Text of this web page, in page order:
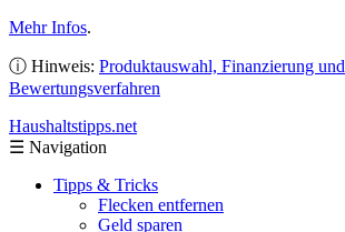
Mehr Infos.
ⓘ Hinweis: Produktauswahl, Finanzierung und
Bewertungsverfahren
Haushaltstipps.net
☰ Navigation
Tipps & Tricks
Flecken entfernen
Geld sparen